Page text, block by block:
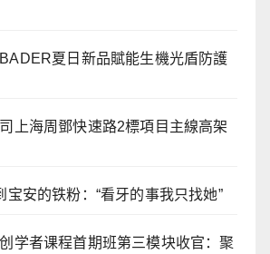
夏日新品賦能生機光盾防護
上海周鄧快速路2標項目主線高架
宝安的铁粉：“看牙的事我只找她”
学者课程首期班第三模块收官：聚